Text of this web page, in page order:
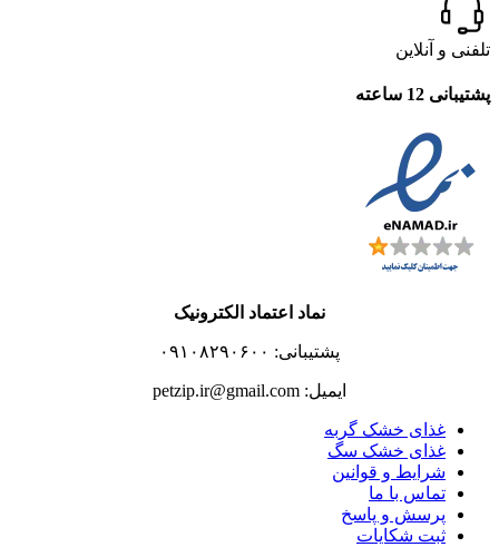
تلفنی و آنلاین
پشتیبانی 12 ساعته
نماد اعتماد الکترونیک
پشتیبانی: ۰۹۱۰۸۲۹۰۶۰۰
ایمیل: petzip.ir@gmail.com
غذای خشک گربه
غذای خشک سگ
شرایط و قوانین
تماس با ما
پرسش و پاسخ
ثبت شکایات